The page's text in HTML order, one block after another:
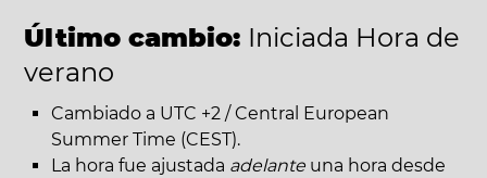
Último cambio: Iniciada Hora de
verano
Cambiado a UTC +2 / Central European
Summer Time (CEST).
La hora fue ajustada adelante una hora desde